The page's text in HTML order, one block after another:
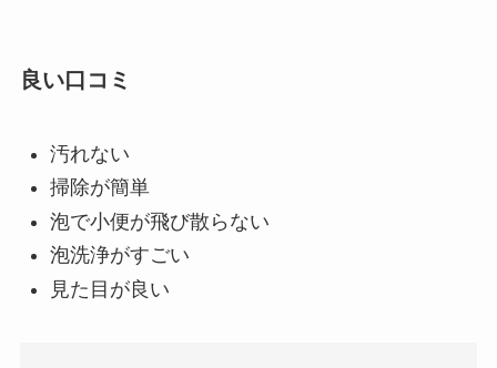
良い口コミ
汚れない
掃除が簡単
泡で小便が飛び散らない
泡洗浄がすごい
見た目が良い